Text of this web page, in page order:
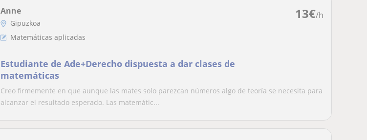
13€/h
Anne
Gipuzkoa
Matemáticas aplicadas
Estudiante de Ade+Derecho dispuesta a dar clases de
matemáticas
Creo firmemente en que aunque las mates solo parezcan números algo de teoría se necesita para
alcanzar el resultado esperado. Las matemátic...